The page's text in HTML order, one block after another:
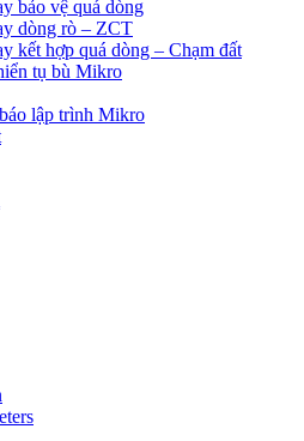
bảo vệ quá dòng
dòng rò – ZCT
kết hợp quá dòng – Chạm đất
tụ bù Mikro
lập trình Mikro